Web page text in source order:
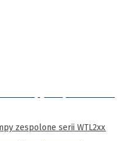
zespolone serii WTL2xx